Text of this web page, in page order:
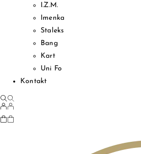
I.Z.M.
Imenka
Staleks
Bang
Kart
Uni Fo
Kontakt